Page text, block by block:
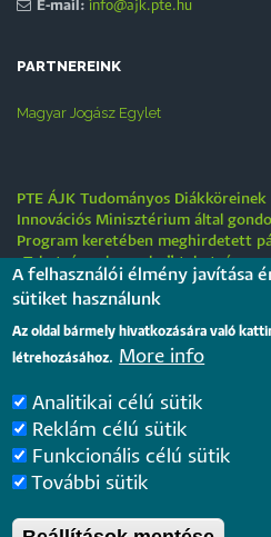
E-mail: info@ajk.pte.hu
PARTNEREINK
Magyar Jogász Egylet
PTE ÁJK Tudományos
Innovációs Minisztérium által
Program keretében meghirdetett
„Tehetségre hangolva”
támogatják.
Tájékoztatás nyári
2026. július 31.
Internationale
Juristinnen und Juristen
August 2026
2026. július 28.
A felhasználói élmény javítása
sütiket használunk
Az oldal bármely hivatkozására való
létrehozásához. More info
Analitikai célú sütik
Reklám célú sütik
Funkcionális célú sütik
További sütik